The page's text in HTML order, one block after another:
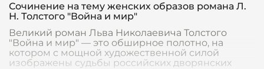
Сочинение на тему женских образов романа Л.
Н. Толстого "Война и мир"
Великий роман Льва Николаевича Толстого
"Война и мир" — это обширное полотно, на
котором с мощной художественной силой
изображены судьбы российских дворянских